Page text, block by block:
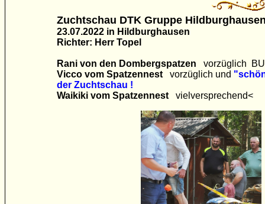
Zuchtschau DTK Gruppe
23.07.2022 in Hildburghausen
Richter: Herr Topel
Rani von den Dombergspatzen
vorzüglich
Vicco vom Spatzennest vorzüglich und
der Zuchtschau !
Waikiki vom Spatzennest vielversprechend<